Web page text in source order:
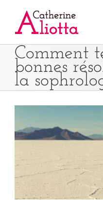
contenu
Comment
bonnes
la